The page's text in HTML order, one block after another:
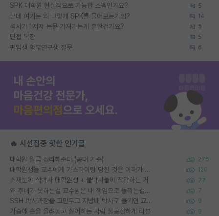
SPK 대학원 현실적으로 가능한 스펙인가요? 5
근데 여기는 왜 그렇게 SPK를 물어보는거임? 14
석사가 1저자 논문 가져가는게 흔한건가요? 5
면접 복장 5
편입생 학부연구생 질문 6
🔥 시선집중 핫한 인기글
대학원 월급 정리해준다 (공대 기준) 275
대학원생들 교수에게 가스라이팅 당한 것은 이해가 갑니다. 안타깝네요. 120
소재분야 석박사 대학원생 + 물박사들이 착각하는 거 77
왜 후배가 못하는걸 교수님은 내 책임으로 돌리는걸까요? 7
SSH 박사과정을 그만두고 지방대 박사로 옮기면 교수의 꿈은 끝일까요? 9
가슴에 손을 올려놓고 싫어하는 사람 불공정하게 리뷰 9